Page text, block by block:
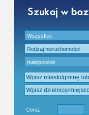
Cena: